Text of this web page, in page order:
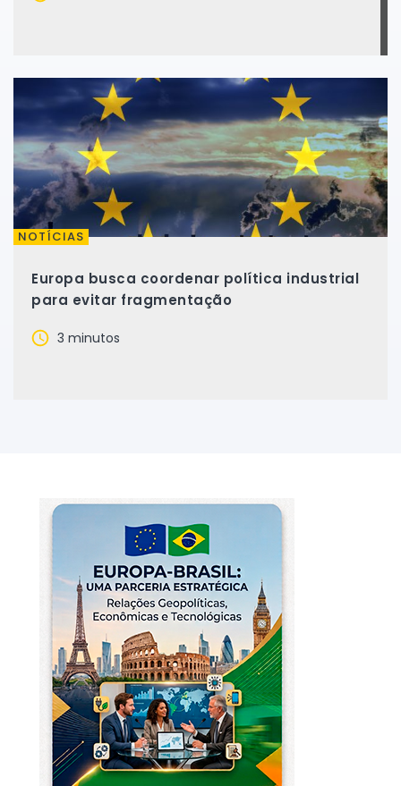
NOTÍCIAS
Europa busca coordenar política industrial
para evitar fragmentação
3 minutos